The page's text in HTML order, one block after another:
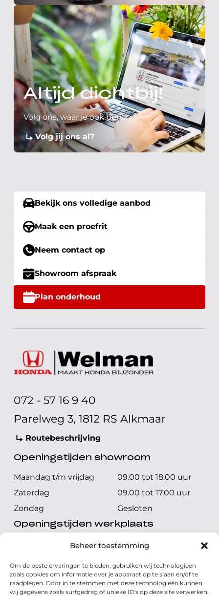
Beheer toestemming
Om de beste ervaringen te bieden, gebruiken wij technologieën
zoals cookies om informatie over je apparaat op te slaan en/of te
raadplegen. Door in te stemmen met deze technologieën kunnen
wij gegevens zoals surfgedrag of unieke ID's op deze site verwerken.
Altijd dichtbij!
Volg ons, waar je ook bent
Volg jij ons al?
Bekijk ons volledige aanbod
Maak een proefrit
Neem contact op
Showroom afspraak
Plan onderhoud
072 - 57 16 9 40
Parelweg 3, 1812 RS Alkmaar
Routebeschrijving
Openingstijden showroom
Maandag t/m vrijdag
09.00 tot 18.00 uur
Zaterdag
09.00 tot 17.00 uur
Zondag
Gesloten
Openingstijden werkplaats
Maandag t/m vrijdag
08.00 tot 17.00 uur
Zondag
Gesloten